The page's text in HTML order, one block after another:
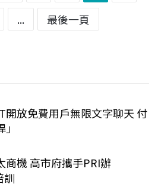
... 最後一頁
開放免費用戶無限文字聊天 付
商機 高市府攜手PRI辦
訓